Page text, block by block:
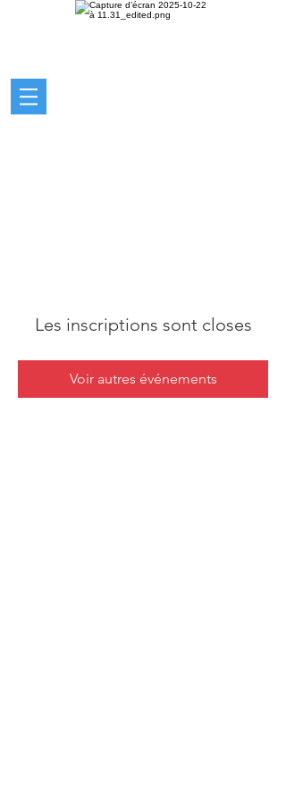
Les inscriptions sont closes
Voir autres événements